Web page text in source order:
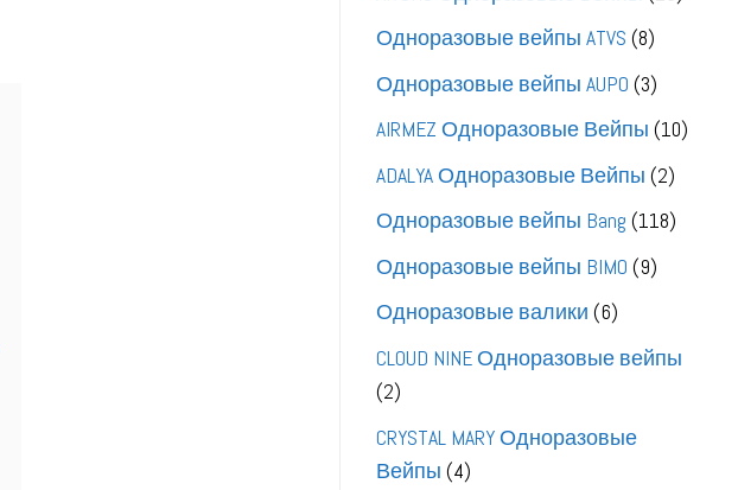
Одноразовые вейпы ATVS 88
товаров
Одноразовые вейпы AUPO 33
товара
AIRMEZ Одноразовые Вейпы 1010
ADALYA Одноразовые Вейпы 22
товара
Одноразовые вейпы Bang 118118
Одноразовые вейпы BIMO 99
Одноразовые валики 66
товаров
CLOUD NINE Одноразовые вейпы
22
CRYSTAL MARY Одноразовые
Вейпы 44